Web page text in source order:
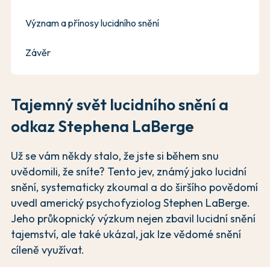
Tajemný svět lucidního snění a
odkaz Stephena LaBerge
Už se vám někdy stalo, že jste si během snu
uvědomili, že sníte? Tento jev, známý jako lucidní
snění, systematicky zkoumal a do širšího povědomí
uvedl americký psychofyziolog Stephen LaBerge.
Jeho průkopnický výzkum nejen zbavil lucidní snění
tajemství, ale také ukázal, jak lze vědomé snění
cíleně využívat.
Význam a přínosy lucidního snění
Závěr